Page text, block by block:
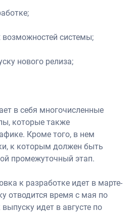
системы;
нового релиза;
в себя многочисленные
которые также
Кроме того, в нем
к которым должен быть
промежуточный этап.
к разработке идет в марте-
отводится время с мая по
выпуску идет в августе по